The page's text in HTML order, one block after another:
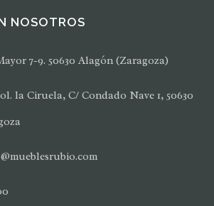
NOSOTROS
7-9. 50630 Alagón (Zaragoza)
la Ciruela, C/ Condado Nave 1, 50630